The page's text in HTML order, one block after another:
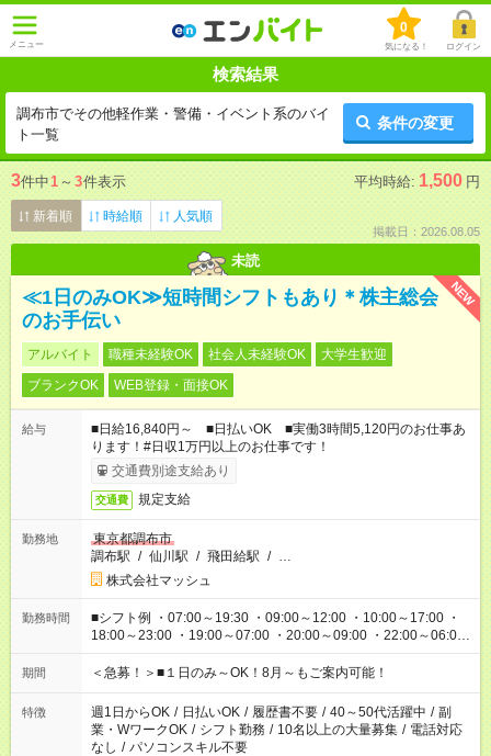
メニュー
0
気になる！ ログイン
検索結果
調布市でその他軽作業・警備・イベント系のバイ
ト一覧
条件の変更
3件中1 ～ 3件表示 平均時給: 1,500 円
新着順 時給順 人気順
掲載日：2026.08.05
未読
NEW
≪1日のみOK≫短時間シフトもあり＊株主総会
のお手伝い
アルバイト 職種未経験OK 社会人未経験OK
大学生歓迎
ブランクOK
WEB登録・面接OK
給与
■日給16,840円～ ■日払いOK ■実働3時間5,120円のお仕事あ
ります！#日収1万円以上のお仕事です！
交通費別途支給あり
交通費 規定支給
勤務地
東京都調布市
調布駅 / 仙川駅 / 飛田給駅 / …
株式会社マッシュ
勤務時間
■シフト例 ・07:00～19:30 ・09:00～12:00 ・10:00～17:00 ・
18:00～23:00 ・19:00～07:00 ・20:00～09:00 ・22:00～06:00
etc ★最短で3時間で5,120円のお仕事から 15時間で2万円近く稼
げるお仕事も！ ご希望のお時間に合わせてご紹介！ ※シフトは
ください！
期間 ＜急募！＞■１日のみ～OK！8月～もご案内可能！
特徴 週1日からOK / 日払いOK / 履歴書不要 / 40～50代活躍中 / 副
業・WワークOK / シフト勤務 / 10名以上の大量募集 / 電話対応
なし / パソコンスキル不要